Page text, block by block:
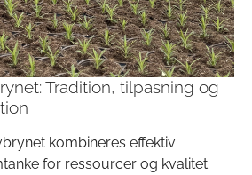
Tradition, tilpasning og
kombineres effektiv
for ressourcer og kvalitet.